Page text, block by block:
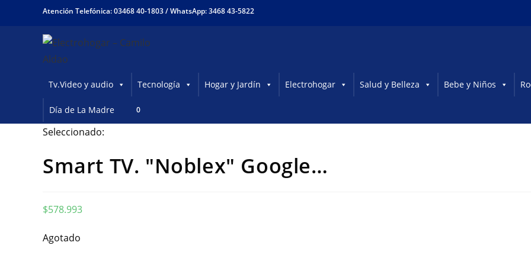
Atención Telefónica: 03468 40-1803 /WhatsApp: 3468 43-5822
Tv.Video y audio Tecnología Hogar y Jardín Electrohogar Salud y Belleza Bebe y Niños
Día de La Madre 0
Seleccionado:
Smart TV. "Noblex" Google…
$578.993
Agotado